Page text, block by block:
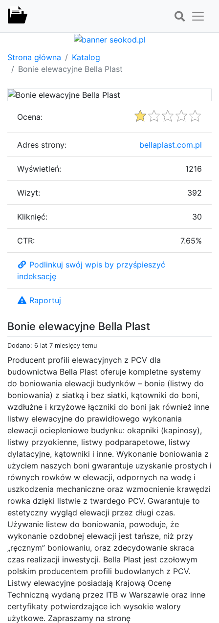
Strona główna
Katalog
Bonie elewacyjne Bella Plast
Bonie elewacyjne Bella Plast
Dodano: 6 lat 7 miesięcy temu
Producent profili elewacyjnych z PCV dla
budownictwa Bella Plast oferuje kompletne systemy
do boniowania elewacji budynków – bonie (listwy do
boniowania) z siatką i bez siatki, kątowniki do boni,
wzdłużne i krzyżowe łączniki do boni jak również inne
listwy elewacyjne do prawidłowego wykonania
elewacji ociepleniowe budynku: okapniki (kapinosy),
listwy przyokienne, listwy podparapetowe, listwy
dylatacyjne, kątowniki i inne. Wykonanie boniowania z
użyciem naszych boni gwarantuje uzyskanie prostych i
równych rowków w elewacji, odpornych na wodę i
uszkodzenia mechaniczne oraz wzmocnienie krawędzi
rowka dzięki listwie z twardego PCV. Gwarantuje to
estetyczny wygląd elewacji przez długi czas.
Używanie listew do boniowania, powoduje, że
wykonanie ozdobnej elewacji jest tańsze, niż przy
„ręcznym” boniowaniu, oraz zdecydowanie skraca
czas realizacji inwestycji. Bella Plast jest czołowym
polskim producentem profili budowlanych z PCV.
Listwy elewacyjne posiadają Krajową Ocenę
Techniczną wydaną przez ITB w Warszawie oraz inne
certyfikaty potwierdzające ich wysokie walory
użytkowe. Zapraszamy na stronę
Ocena:
Adres strony: bellaplast.com.pl
Wyświetleń: 1216
Wizyt: 392
Kliknięć: 30
CTR: 7.65%
Podlinkuj swój wpis by przyśpieszyć
indeksację
Raportuj